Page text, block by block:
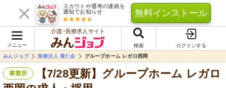
スカウトや選考の連絡を
通知でお知らせ
無料インストール
メニュー
介護･医療求人サイト
検索
ログインする
みんジョブ
医療法人 重仁会 グループホーム レガロ西岡
事業所
【7/28更新】グループホーム レガロ